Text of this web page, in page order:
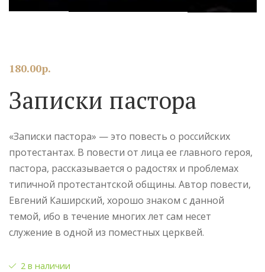
180.00р.
Записки пастора
«Записки пастора» — это повесть о российских
протестантах. В повести от лица ее главного героя,
пастора, рассказывается о радостях и проблемах
типичной протестантской общины. Автор повести,
Евгений Каширский, хорошо знаком с данной
темой, ибо в течение многих лет сам несет
служение в одной из поместных церквей.
2 в наличии